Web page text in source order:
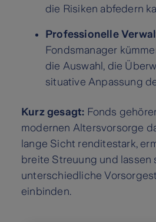
die Risiken abfedern
Professionelle
Fondsmanager
die Auswahl, die
situative Anpassung
Kurz gesagt: Fonds
modernen Altersvorsorge
lange Sicht renditestark,
breite Streuung und lassen
unterschiedliche
einbinden.